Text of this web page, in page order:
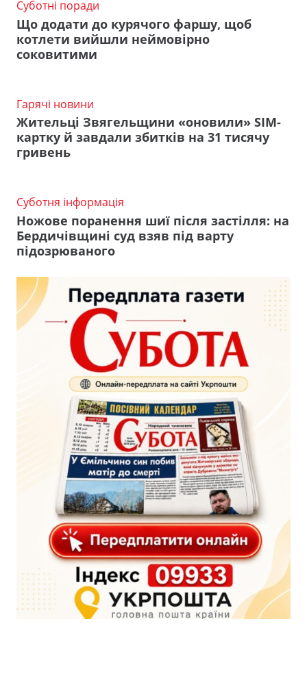
Суботні поради
Що додати до курячого фаршу, щоб
котлети вийшли неймовірно
соковитими
Гарячі новини
Жительці Звягельщини «оновили» SIM-
картку й завдали збитків на 31 тисячу
гривень
Суботня інформація
Ножове поранення шиї після застілля: на
Бердичівщині суд взяв під варту
підозрюваного